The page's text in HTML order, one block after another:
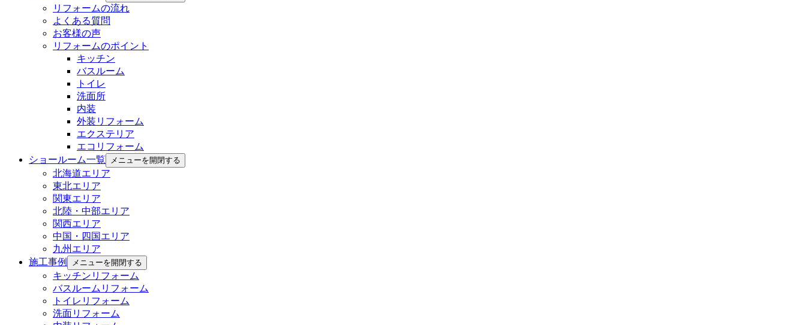
リフォームの流れ
よくある質問
お客様の声
リフォームのポイント
キッチン
バスルーム
トイレ
洗面所
内装
外装リフォーム
エクステリア
エコリフォーム
ショールーム一覧
メニューを開閉する
北海道エリア
東北エリア
関東エリア
北陸・中部エリア
関西エリア
中国・四国エリア
九州エリア
施工事例
メニューを開閉する
キッチンリフォーム
バスルームリフォーム
トイレリフォーム
洗面リフォーム